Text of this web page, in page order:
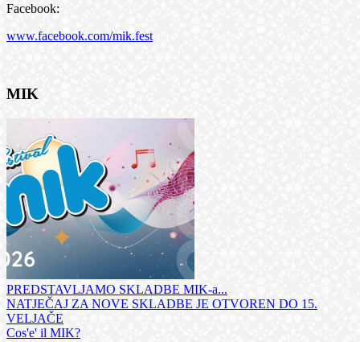
Facebook:
www.facebook.com/mik.fest
MIK
PREDSTAVLJAMO SKLADBE MIK-a...
NATJEČAJ ZA NOVE SKLADBE JE OTVOREN DO 15.
VELJAČE
Cos'e' il MIK?